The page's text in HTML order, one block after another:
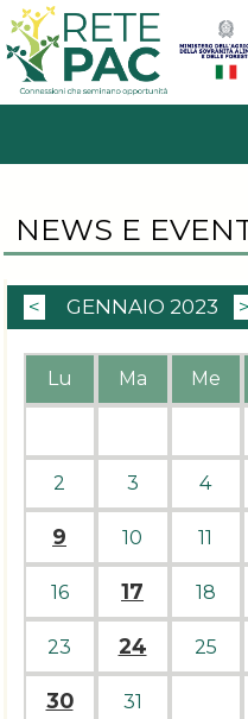
NEWS E
< GENNAIO 2023 >
Lu Ma Me
2 3 4
9 10 11
16 17 18
23 24 25
30 31